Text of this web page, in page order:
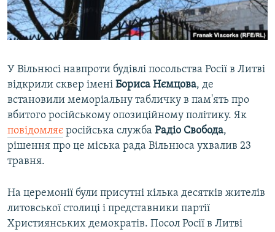
ВІДЕОУРОКИ «ELIFBE»
СВІДЧЕННЯ ОКУПАЦІЇ
Русский
Qırımtatar
Усі сайти RFE/RL
У Вільнюсі навпроти будівлі посольства Росії в Литві
відкрили сквер імені Бориса Нємцова, де
встановили меморіальну табличку в пам'ять про
вбитого російському опозиційному політику. Як
повідомляє російська служба Радіо Свобода,
рішення про це міська рада Вільнюса ухвалив 23
травня.
На церемонії були присутні кілька десятків жителів
литовської столиці і представники партії
Християнських демократів. Посол Росії в Литві